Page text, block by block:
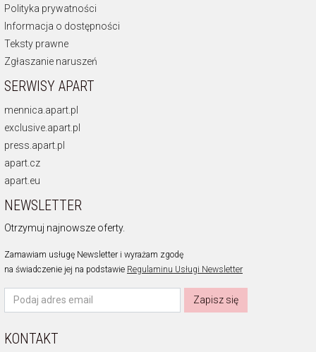
Polityka prywatności
Informacja o dostępności
Teksty prawne
Zgłaszanie naruszeń
SERWISY APART
mennica.apart.pl
exclusive.apart.pl
press.apart.pl
apart.cz
apart.eu
NEWSLETTER
Otrzymuj najnowsze oferty.
Zamawiam usługę Newsletter i wyrażam zgodę
na świadczenie jej na podstawie Regulaminu Usługi Newsletter
Zapisz się
KONTAKT